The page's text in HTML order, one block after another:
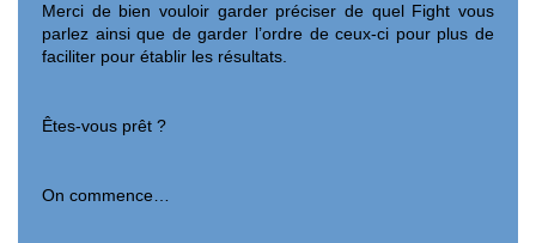
Merci de bien vouloir garder préciser de quel Fight vous
parlez ainsi que de garder l’ordre de ceux-ci pour plus de
faciliter pour établir les résultats.
Êtes-vous prêt ?
On commence…